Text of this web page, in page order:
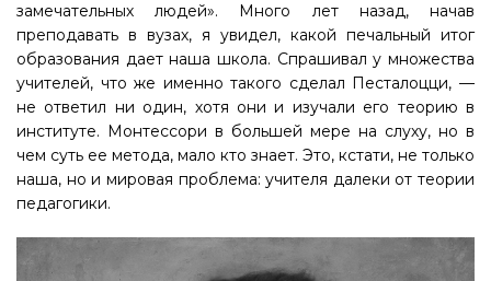
замечательных людей». Много лет назад, начав
преподавать в вузах, я увидел, какой печальный итог
образования дает наша школа. Cпрашивал у множества
учителей, что же именно такого сделал Песталоцци, —
не ответил ни один, хотя они и изучали его теорию в
институте. Монтессори в большей мере на слуху, но в
чем суть ее метода, мало кто знает. Это, кстати, не только
наша, но и мировая проблема: учителя далеки от теории
педагогики.